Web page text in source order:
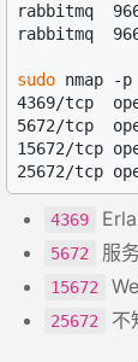
rabbitmq
rabbitmq
sudo nmap -
4369/tcp
5672/tcp
15672/tcp
4369
5672 服
15672
25672 不